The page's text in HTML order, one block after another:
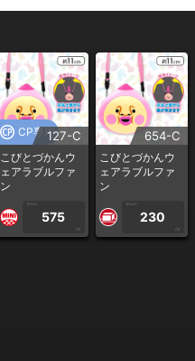
CP専用127-C
こびとづかんウ
ェアラブルファ
ン
1PLAY
575
CP
654-C
こびとづかんウ
ェアラブルファ
ン
1PLAY
230
CP